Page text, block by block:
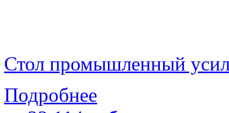
Стол промышленный
Подробнее